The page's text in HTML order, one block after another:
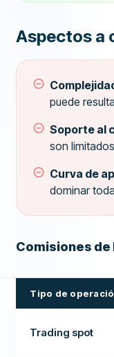
Aspectos a
puede
Soporte al
son
Curva de
dominar
Comisiones de
Tipo de
Trading spot